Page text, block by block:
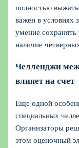
полностью
важен в условиях
умение
наличие
Челленджи
влияет на счет
Еще одной
специальных
Организаторы
этом оценочный